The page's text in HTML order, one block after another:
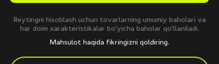
Reytingni hisoblash uchun tovarlarning umumiy baholari va
har doim xarakteristikalar bo'yicha baholar qo'llaniladi.
Mahsulot haqida fikringizni qoldiring.